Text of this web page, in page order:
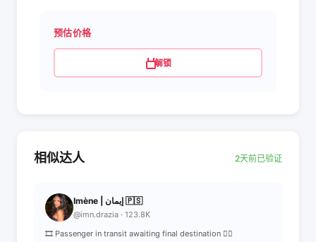
预估价格
解锁
相似达人 2天前已验证
Imène | إيمان 🇵🇸
@imn.drazia · 123.8K
🎞️ Passenger in transit awaiting final destination ☝🏽